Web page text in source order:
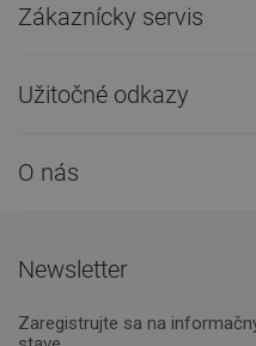
Zákaznícky servis
Užitočné odkazy
O nás
Newsletter
Zaregistrujte sa na